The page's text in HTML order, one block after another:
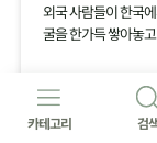
외국 사람들이 한국
굴을 한가득 쌓아놓
카테고리 검